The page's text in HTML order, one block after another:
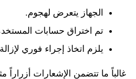
الجهاز يتعرض لهجوم.
تم اختراق حسابات
يلزم اتخاذ إجراء فوري
غالباً ما تتضمن الإشعارات أزراراً